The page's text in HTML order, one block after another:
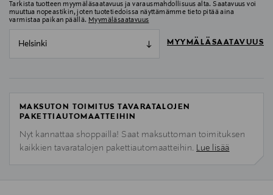
Tarkista tuotteen myymäläsaatavuus ja varausmahdollisuus alta. Saatavuus voi
muuttua nopeastikin, joten tuotetiedoissa näyttämämme tieto pitää aina
varmistaa paikan päällä. Myymäläsaatavuus
Helsinki MYYMÄLÄSAATAVUUS
MAKSUTON TOIMITUS TAVARATALOJEN
PAKETTIAUTOMAATTEIHIN
Nyt kannattaa shoppailla! Saat maksuttoman toimituksen
kaikkien tavaratalojen pakettiautomaatteihin. Lue lisää